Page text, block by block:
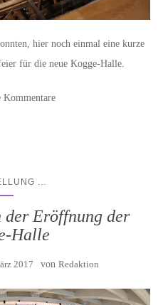
hier noch einmal eine kurze
für die neue Kogge-Halle.
Kommentare
...
der Eröffnung der
Halle
2017 von Redaktion